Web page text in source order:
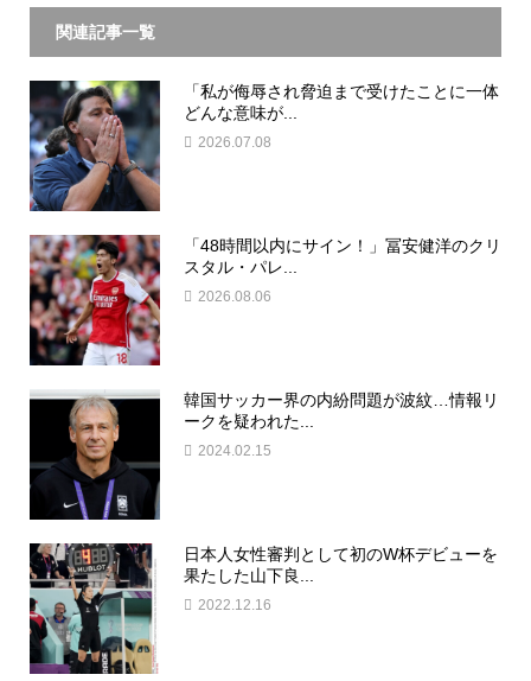
関連記事一覧
「私が侮辱され脅迫まで受けたことに一体
どんな意味が...
2026.07.08
「48時間以内にサイン！」冨安健洋のクリ
スタル・パレ...
2026.08.06
韓国サッカー界の内紛問題が波紋…情報リ
ークを疑われた...
2024.02.15
日本人女性審判として初のW杯デビューを
果たした山下良...
2022.12.16